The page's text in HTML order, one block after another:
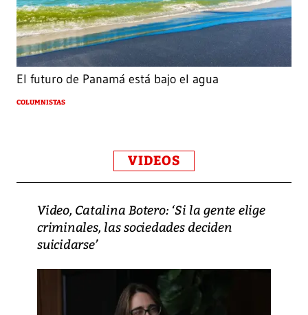
El futuro de Panamá está bajo el agua
COLUMNISTAS
VIDEOS
Video, Catalina Botero: ‘Si la gente elige
criminales, las sociedades deciden
suicidarse’